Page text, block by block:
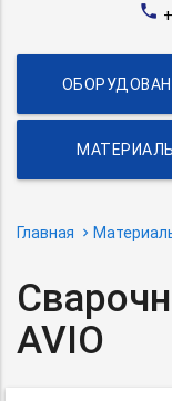
phone
Главная
AVIO